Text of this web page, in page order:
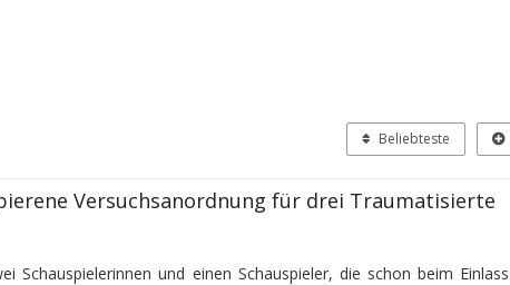
Beliebteste
Versuchsanordnung für drei Traumatisierte
Schauspielerinnen und einen Schauspieler, die schon beim Einlass